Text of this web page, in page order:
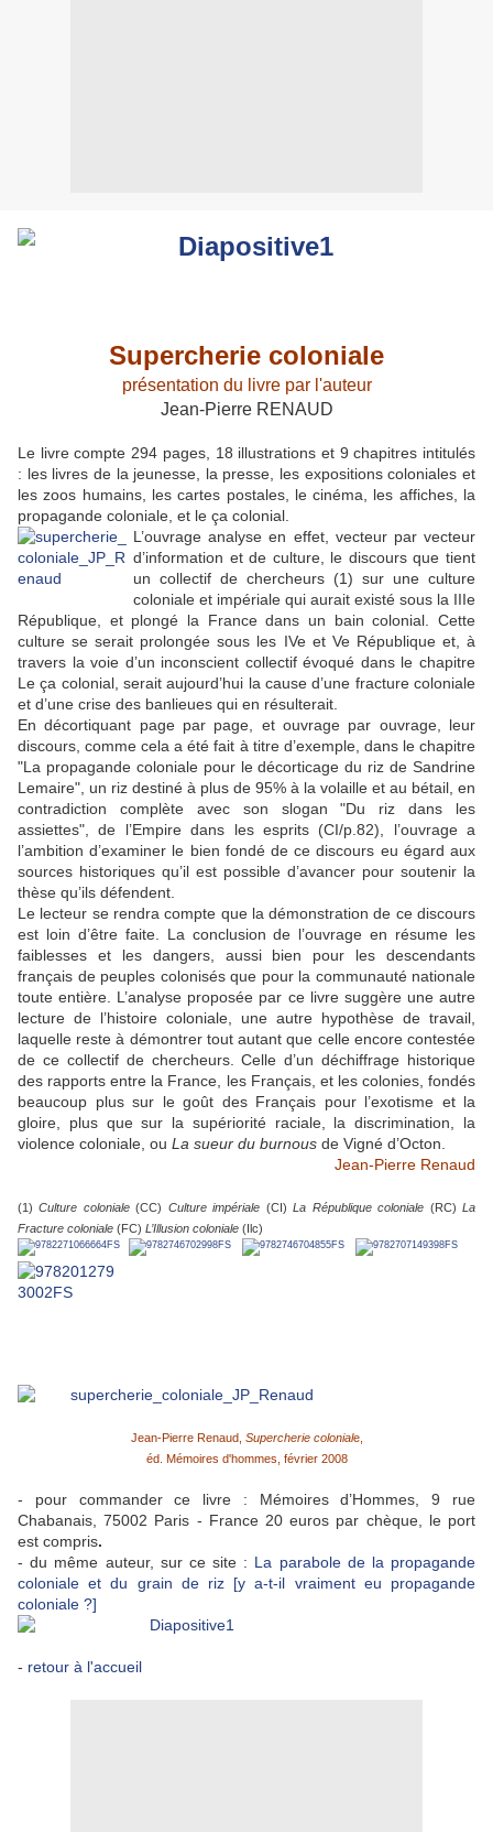
Supercherie coloniale
présentation du livre par l'auteur
Jean-Pierre RENAUD
Le livre compte 294 pages, 18 illustrations et 9 chapitres intitulés
: les livres de la jeunesse, la presse, les expositions coloniales et
les zoos humains, les cartes postales, le cinéma, les affiches, la
propagande coloniale, et le ça colonial.
L’ouvrage analyse en effet, vecteur par vecteur
d’information et de culture, le discours que tient
un collectif de chercheurs (1) sur une culture
coloniale et impériale qui aurait existé sous la IIIe
République, et plongé la France dans un bain colonial. Cette
culture se serait prolongée sous les IVe et Ve République et, à
travers la voie d’un inconscient collectif évoqué dans le chapitre
Le ça colonial, serait aujourd’hui la cause d’une fracture coloniale
et d’une crise des banlieues qui en résulterait.
En décortiquant page par page, et ouvrage par ouvrage, leur
discours, comme cela a été fait à titre d’exemple, dans le chapitre
"La propagande coloniale pour le décorticage du riz de Sandrine
Lemaire", un riz destiné à plus de 95% à la volaille et au bétail, en
contradiction complète avec son slogan "Du riz dans les
assiettes", de l’Empire dans les esprits (CI/p.82), l’ouvrage a
l’ambition d’examiner le bien fondé de ce discours eu égard aux
sources historiques qu’il est possible d’avancer pour soutenir la
thèse qu’ils défendent.
Le lecteur se rendra compte que la démonstration de ce discours
est loin d’être faite. La conclusion de l’ouvrage en résume les
faiblesses et les dangers, aussi bien pour les descendants
français de peuples colonisés que pour la communauté nationale
toute entière. L’analyse proposée par ce livre suggère une autre
lecture de l’histoire coloniale, une autre hypothèse de travail,
laquelle reste à démontrer tout autant que celle encore contestée
de ce collectif de chercheurs. Celle d’un déchiffrage historique
des rapports entre la France, les Français, et les colonies, fondés
beaucoup plus sur le goût des Français pour l’exotisme et la
gloire, plus que sur la supériorité raciale, la discrimination, la
violence coloniale, ou La sueur du burnous de Vigné d’Octon.
Jean-Pierre Renaud
(1)Culture coloniale(CC) Culture impériale (CI)La République coloniale (RC)La
Fracture coloniale (FC) L’Illusion coloniale (Ilc)
Jean-Pierre Renaud, Supercherie coloniale,
éd. Mémoires d'hommes, février 2008
- pour commander ce livre : Mémoires d’Hommes, 9 rue
Chabanais, 75002 Paris - France 20 euros par chèque, le port
est compris.
- du même auteur, sur ce site : La parabole de la propagande
coloniale et du grain de riz [y a-t-il vraiment eu propagande
coloniale ?]
- retour à l'accueil